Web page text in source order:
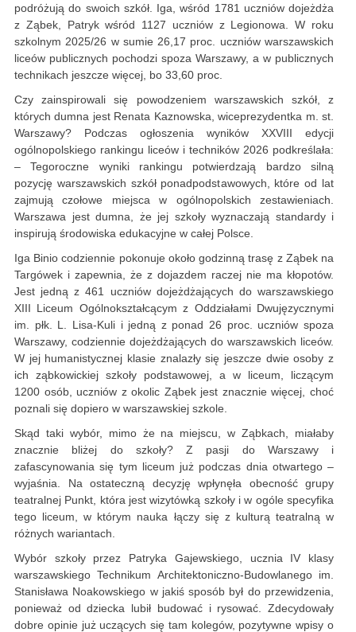
podróżują do swoich szkół. Iga, wśród 1781 uczniów dojeżdża
z Ząbek, Patryk wśród 1127 uczniów z Legionowa. W roku
szkolnym 2025/26 w sumie 26,17 proc. uczniów warszawskich
liceów publicznych pochodzi spoza Warszawy, a w publicznych
technikach jeszcze więcej, bo 33,60 proc.
Czy zainspirowali się powodzeniem warszawskich szkół, z
których dumna jest Renata Kaznowska, wiceprezydentka m. st.
Warszawy? Podczas ogłoszenia wyników XXVIII edycji
ogólnopolskiego rankingu liceów i techników 2026 podkreślała:
– Tegoroczne wyniki rankingu potwierdzają bardzo silną
pozycję warszawskich szkół ponadpodstawowych, które od lat
zajmują czołowe miejsca w ogólnopolskich zestawieniach.
Warszawa jest dumna, że jej szkoły wyznaczają standardy i
inspirują środowiska edukacyjne w całej Polsce.
Iga Binio codziennie pokonuje około godzinną trasę z Ząbek na
Targówek i zapewnia, że z dojazdem raczej nie ma kłopotów.
Jest jedną z 461 uczniów dojeżdżających do warszawskiego
XIII Liceum Ogólnokształcącym z Oddziałami Dwujęzycznymi
im. płk. L. Lisa-Kuli i jedną z ponad 26 proc. uczniów spoza
Warszawy, codziennie dojeżdżających do warszawskich liceów.
W jej humanistycznej klasie znalazły się jeszcze dwie osoby z
ich ząbkowickiej szkoły podstawowej, a w liceum, liczącym
1200 osób, uczniów z okolic Ząbek jest znacznie więcej, choć
poznali się dopiero w warszawskiej szkole.
Skąd taki wybór, mimo że na miejscu, w Ząbkach, miałaby
znacznie bliżej do szkoły? Z pasji do Warszawy i
zafascynowania się tym liceum już podczas dnia otwartego –
wyjaśnia. Na ostateczną decyzję wpłynęła obecność grupy
teatralnej Punkt, która jest wizytówką szkoły i w ogóle specyfika
tego liceum, w którym nauka łączy się z kulturą teatralną w
różnych wariantach.
Wybór szkoły przez Patryka Gajewskiego, ucznia IV klasy
warszawskiego Technikum Architektoniczno-Budowlanego im.
Stanisława Noakowskiego w jakiś sposób był do przewidzenia,
ponieważ od dziecka lubił budować i rysować. Zdecydowały
dobre opinie już uczących się tam kolegów, pozytywne wpisy o